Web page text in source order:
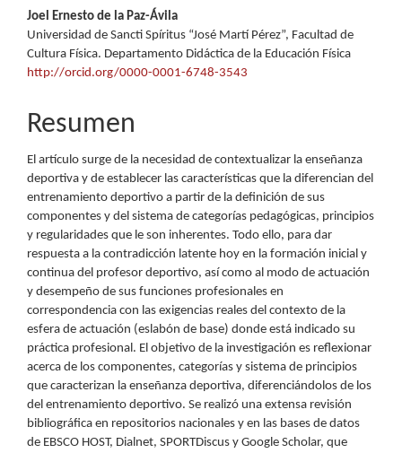
Joel Ernesto de la Paz-Ávila
Universidad de Sancti Spíritus “José Martí Pérez”, Facultad de
Cultura Física. Departamento Didáctica de la Educación Física
http://orcid.org/0000-0001-6748-3543
Resumen
El artículo surge de la necesidad de contextualizar la enseñanza
deportiva y de establecer las características que la diferencian del
entrenamiento deportivo a partir de la definición de sus
componentes y del sistema de categorías pedagógicas, principios
y regularidades que le son inherentes. Todo ello, para dar
respuesta a la contradicción latente hoy en la formación inicial y
continua del profesor deportivo, así como al modo de actuación
y desempeño de sus funciones profesionales en
correspondencia con las exigencias reales del contexto de la
esfera de actuación (eslabón de base) donde está indicado su
práctica profesional. El objetivo de la investigación es reflexionar
acerca de los componentes, categorías y sistema de principios
que caracterizan la enseñanza deportiva, diferenciándolos de los
del entrenamiento deportivo. Se realizó una extensa revisión
bibliográfica en repositorios nacionales y en las bases de datos
de EBSCO HOST, Dialnet, SPORTDiscus y Google Scholar, que